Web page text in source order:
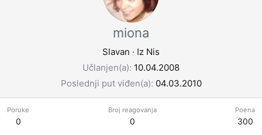
miona
Slavan · Iz Nis
Učlanjen(a) 10.04.2008
Poslednji put viđen(a) 04.03.2010
Poruke
0
Broj reagovanja
0
Poena
300